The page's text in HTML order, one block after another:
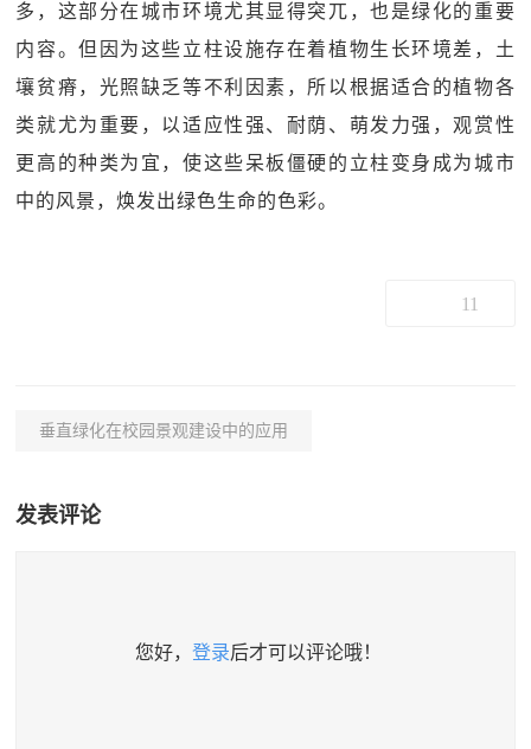
多，这部分在城市环境尤其显得突兀，也是绿化的重要
内容。但因为这些立柱设施存在着植物生长环境差，土
壤贫瘠，光照缺乏等不利因素，所以根据适合的植物各
类就尤为重要，以适应性强、耐荫、萌发力强，观赏性
更高的种类为宜，使这些呆板僵硬的立柱变身成为城市
中的风景，焕发出绿色生命的色彩。
11
垂直绿化在校园景观建设中的应用
发表评论
您好， 登录后才可以评论哦！